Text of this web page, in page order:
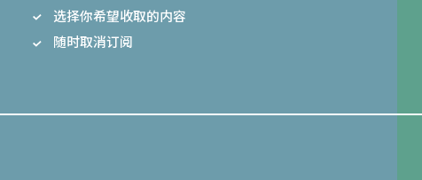
选择你希望收取的内容
随时取消订阅